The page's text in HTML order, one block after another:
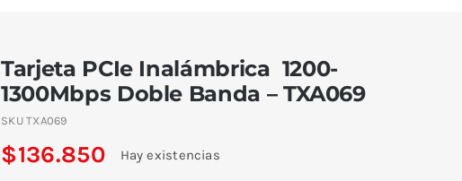
Tarjeta PCIe Inalámbrica 1200-
1300Mbps Doble Banda – TXA069
SKUTXA069
$136.850 Hay existencias